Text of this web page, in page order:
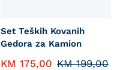
Set Teških Kovanih
Gedora za Kamion
KM 175,00 KM199,00